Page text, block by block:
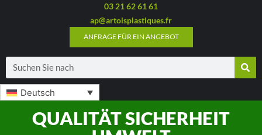
03 21 62 61 61
ap@artoisplastiques.fr
ANFRAGE FÜR EIN ANGEBOT
Deutsch
QUALITÄT SICHERHEIT